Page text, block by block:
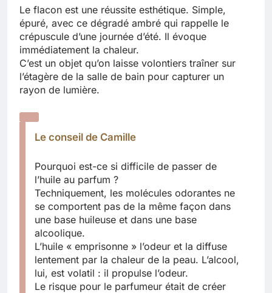
Le flacon est une réussite esthétique. Simple,
épuré, avec ce dégradé ambré qui rappelle le
crépuscule d’une journée d’été. Il évoque
immédiatement la chaleur.
C’est un objet qu’on laisse volontiers traîner sur
l’étagère de la salle de bain pour capturer un
rayon de lumière.
Le conseil de Camille
Pourquoi est-ce si difficile de passer de
l’huile au parfum ?
Techniquement, les molécules odorantes ne
se comportent pas de la même façon dans
une base huileuse et dans une base
alcoolique.
L’huile « emprisonne » l’odeur et la diffuse
lentement par la chaleur de la peau. L’alcool,
lui, est volatil : il propulse l’odeur.
Le risque pour le parfumeur était de créer